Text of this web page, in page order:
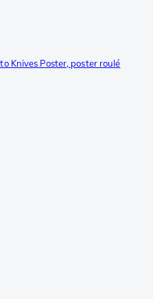
Knives Poster, poster roulé